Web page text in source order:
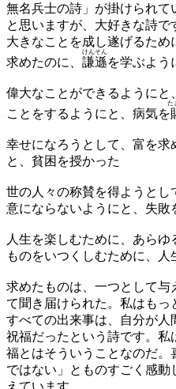
無名兵士の詩」が掛けられ
と思いますが、大好きな詩で
大きなことを成し遂げるた
求めたのに、 謙遜
けんそん
を学ぶよう
偉大なことができるようにと
ことをするようにと、病気を
た
幸せになろうとして、富を求
と、貧困を授かった
世の人々の称賛を得ようと
意にならないようにと、失敗
人生を楽しむために、あら
ものをいつくしむために、人
求めたものは、一つとして
て聞き届けられた。私はも
すべての出来事は、自分が
祝福だったという詩です。
福とはそういうことなのだ
ではない」とものすごく感
えています。